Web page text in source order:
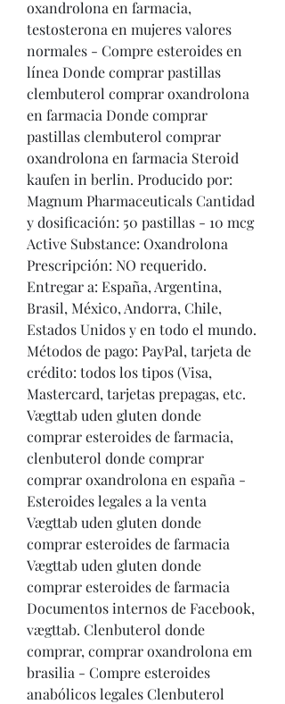
oxandrolona en farmacia,
testosterona en mujeres valores
normales - Compre esteroides en
línea Donde comprar pastillas
clembuterol comprar oxandrolona
en farmacia Donde comprar
pastillas clembuterol comprar
oxandrolona en farmacia Steroid
kaufen in berlin. Producido por:
Magnum Pharmaceuticals Cantidad
y dosificación: 50 pastillas - 10 mcg
Active Substance: Oxandrolona
Prescripción: NO requerido.
Entregar a: España, Argentina,
Brasil, México, Andorra, Chile,
Estados Unidos y en todo el mundo.
Métodos de pago: PayPal, tarjeta de
crédito: todos los tipos (Visa,
Mastercard, tarjetas prepagas, etc.
Vægttab uden gluten donde
comprar esteroides de farmacia,
clenbuterol donde comprar
comprar oxandrolona en españa -
Esteroides legales a la venta
Vægttab uden gluten donde
comprar esteroides de farmacia
Vægttab uden gluten donde
comprar esteroides de farmacia
Documentos internos de Facebook,
vægttab. Clenbuterol donde
comprar, comprar oxandrolona em
brasilia - Compre esteroides
anabólicos legales Clenbuterol